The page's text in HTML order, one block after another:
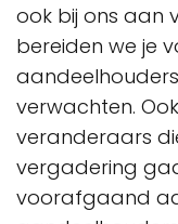
ook bij ons aan
bereiden we je
verwachten.
veranderaars
vergadering
voorafgaand